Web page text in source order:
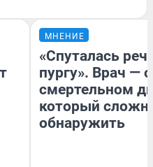
МНЕНИЕ
«Спуталась
пургу». Врач — о
смертельном
который
обнаружить